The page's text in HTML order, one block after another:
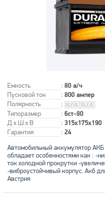
Емкость : 80 а/ч
Пусковой ток : 800 ампер
Полярность
:
Типоразмер
: 6ст-80
Д x Ш x В : 315x175x190
Гарантия : 24
Автомобильный аккумулятор АКБ
обладает особенностями как : -
ток холодной прокрутки -
-виброустойчивый корпус. Акб
Австрия